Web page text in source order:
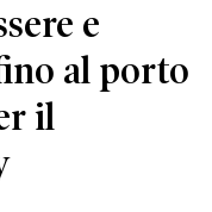
e
al porto
il